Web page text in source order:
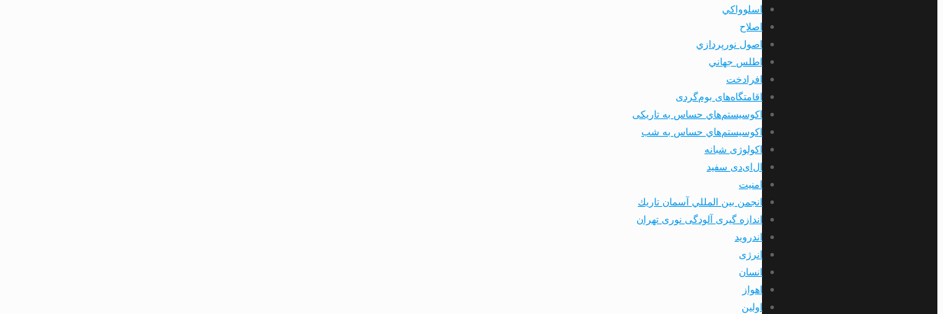
اسلوواكي
اصلاح
اصول نورپردازي
اطلس جهاني
افرادخت
اقامتگاه‌های بوم‌گردی
اکوسیستم‌هاي حساس به تاریکی
اکوسیستم‌هاي حساس به شب
اکولوژی شبانه
ال‌ای‌دی سفید
امنيت
انجمن بين المللي آسمان تاريك
اندازه گیری آلودگی نوری تهران
اندرويد
انرژی
انسان
اهواز
اولين